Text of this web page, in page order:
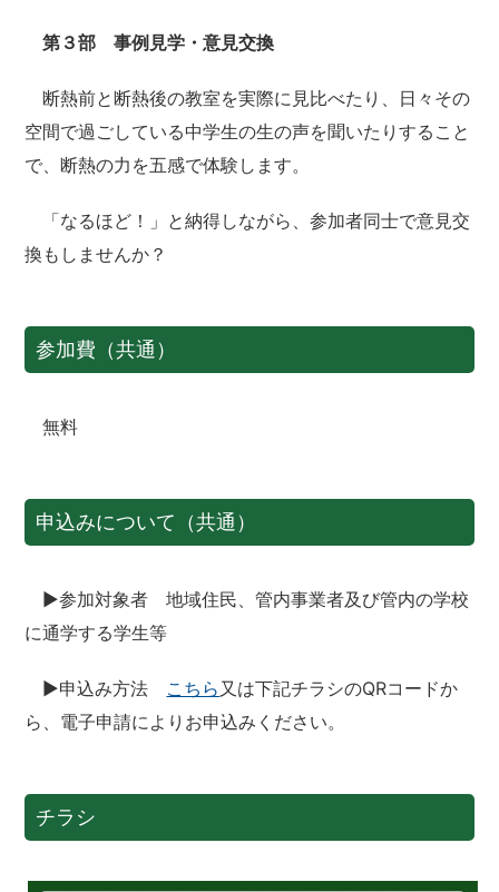
第３部 事例見学・意見交換
断熱前と断熱後の教室を実際に見比べたり、日々その
空間で過ごしている中学生の生の声を聞いたりすること
で、断熱の力を五感で体験します。
「なるほど！」と納得しながら、参加者同士で意見交
換もしませんか？
参加費（共通）
無料
申込みについて（共通）
▶参加対象者 地域住民、管内事業者及び管内の学校
に通学する学生等
▶申込み方法 こちら 又は下記チラシのQRコードか
ら、電子申請によりお申込みください。
チラシ